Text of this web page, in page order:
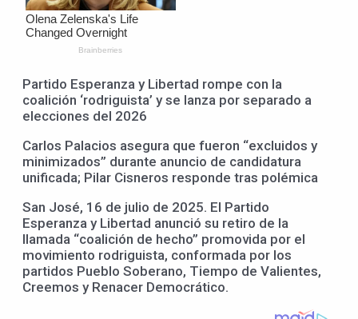
Partido Esperanza y Libertad rompe con la
coalición ‘rodriguista’ y se lanza por separado a
elecciones del 2026
Carlos Palacios asegura que fueron “excluidos y
minimizados” durante anuncio de candidatura
unificada; Pilar Cisneros responde tras polémica
San José, 16 de julio de 2025. El Partido
Esperanza y Libertad anunció su retiro de la
llamada “coalición de hecho” promovida por el
movimiento rodriguista, conformada por los
partidos Pueblo Soberano, Tiempo de Valientes,
Creemos y Renacer Democrático.